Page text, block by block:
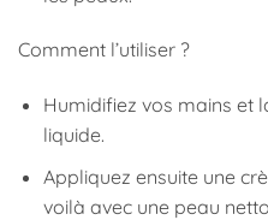
Comment l’utiliser ?
Humidifiez vos mains et
liquide.
Appliquez ensuite une
voilà avec une peau